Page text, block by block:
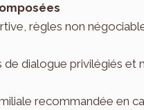
règles non
dialogue privilégiés et
recommandée en